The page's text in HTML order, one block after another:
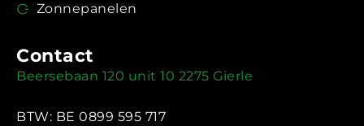
Zonnepanelen
Contact
Beersebaan 120 unit 10 2275 Gierle
BTW: BE 0899 595 717